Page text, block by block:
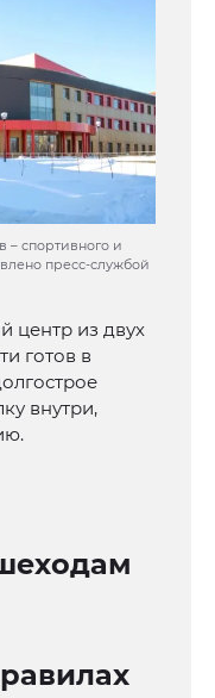
– спортивного и
пресс-службой
центр из двух
готов в
внутри,